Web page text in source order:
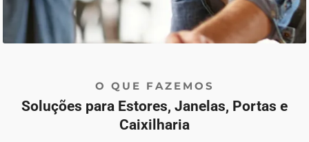
O QUE FAZEMOS
Soluções para Estores, Janelas, Portas e
Caixilharia